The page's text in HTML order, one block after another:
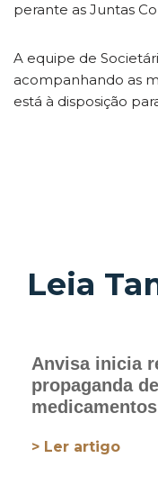
perante as Juntas
A equipe de
acompanhando as
está à disposição
Leia
Anvisa inicia
propaganda
medicamentos
> Ler artigo